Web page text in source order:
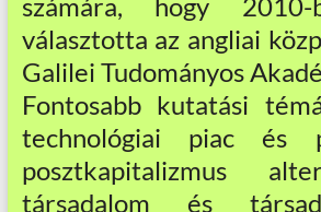
választotta az angliai
Galilei Tudományos
Fontosabb kutatási
technológiai piac és
posztkapitalizmus
társadalom és